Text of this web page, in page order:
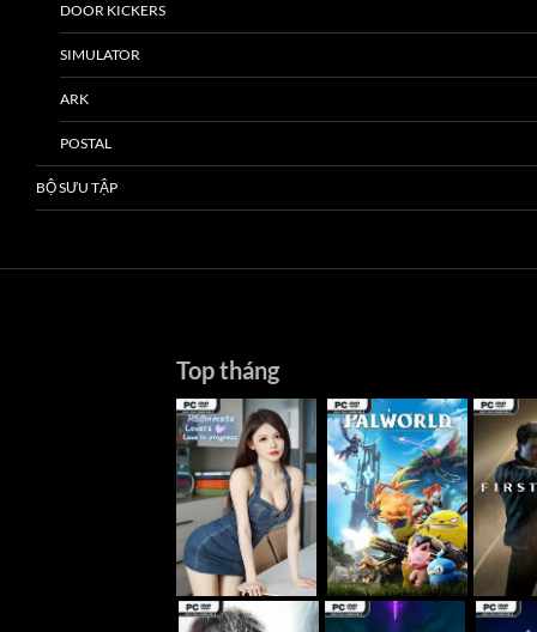
DOOR KICKERS
SIMULATOR
ARK
POSTAL
BỘ SƯU TẬP
Top tháng